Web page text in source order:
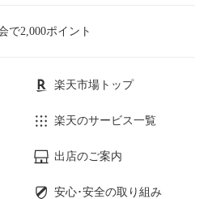
で2,000ポイント
楽天市場トップ
楽天のサービス一覧
出店のご案内
安心･安全の取り組み